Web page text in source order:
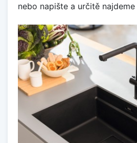
nebo napište a určitě najdeme